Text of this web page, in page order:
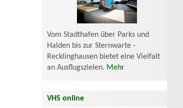
Vom Stadthafen über Parks und
Halden bis zur Sternwarte -
Recklinghausen bietet eine Vielfalt
an Ausflugszielen. Mehr
VHS online